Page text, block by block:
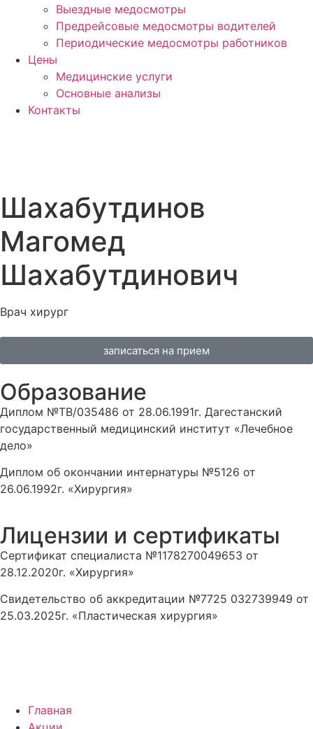
Выездные медосмотры
Предрейсовые медосмотры водителей
Периодические медосмотры работников
Цены
Медицинские услуги
Основные анализы
Контакты
Шахабутдинов
Магомед
Шахабутдинович
Врач хирург
записаться на прием
Образование
Диплом №ТВ/035486 от 28.06.1991г. Дагестанский
государственный медицинский институт «Лечебное
дело»
Диплом об окончании интернатуры №5126 от
26.06.1992г. «Хирургия»
Лицензии и сертификаты
Сертификат специалиста №1178270049653 от
28.12.2020г. «Хирургия»
Свидетельство об аккредитации №7725 032739949 от
25.03.2025г. «Пластическая хирургия»
Главная